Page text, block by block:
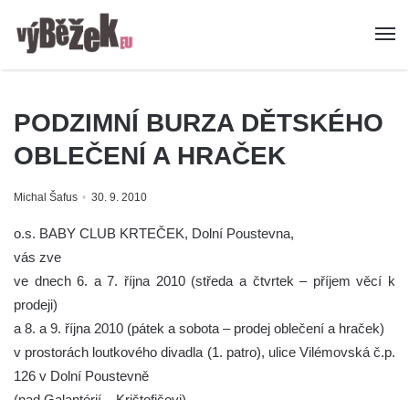
PODZIMNÍ BURZA DĚTSKÉHO
OBLEČENÍ A HRAČEK
Michal Šafus 30. 9. 2010
o.s. BABY CLUB KRTEČEK, Dolní Poustevna,
vás zve
ve dnech 6. a 7. října 2010 (středa a čtvrtek – příjem věcí k
prodeji)
a 8. a 9. října 2010 (pátek a sobota – prodej oblečení a hraček)
v prostorách loutkového divadla (1. patro), ulice Vilémovská č.p.
126 v Dolní Poustevně